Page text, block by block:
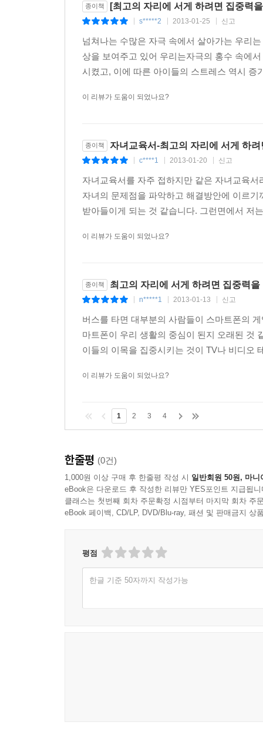
종이책 [최고의 자리에 서게 하려면 집중력
s*****2 2013-01-25 신고
넘쳐나는 수많은 자극 속에서 살아가는 우리
상을 보여주고 있어 우리는자극의 홍수 속에
시켰고, 이에 따른 아이들의 스트레스 역시
이 리뷰가 도움이 되었나요?
종이책 자녀교육서-최고의 자리에 서게 하
c****1 2013-01-20 신고
자녀교육서를 자주 접하지만 같은 자녀교육
자녀의 문제점을 파악하고 해결방안에 이르
받아들이게 되는 것 같습니다. 그런면에서 저
이 리뷰가 도움이 되었나요?
종이책 최고의 자리에 서게 하려면 집중력을
n*****1 2013-01-13 신고
버스를 타면 대부분의 사람들이 스마트폰의
마트폰이 우리 생활의 중심이 된지 오래된 것
이들의 이목을 집중시키는 것이 TV나 비디오
이 리뷰가 도움이 되었나요?
1 2 3 4
한줄평 (0건)
1,000원 이상 구매 후 한줄평 작성 시 일반회원 50원, 마니
eBook은 다운로드 후 작성한 리뷰만 YES포인트 지급됩니
클래스는 첫번째 회차 주문확정 시점부터 마지막 회차 주
eBook 페이백, CD/LP, DVD/Blu-ray, 패션 및 판매금지 상
평점
한글 기준 50자까지 작성가능